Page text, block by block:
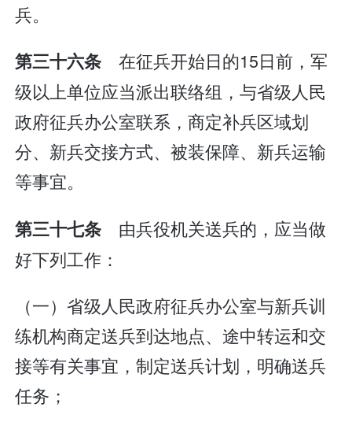
兵。
第三十六条 在征兵开始日的15日前，军
级以上单位应当派出联络组，与省级人民
政府征兵办公室联系，商定补兵区域划
分、新兵交接方式、被装保障、新兵运输
等事宜。
第三十七条 由兵役机关送兵的，应当做
好下列工作：
（一）省级人民政府征兵办公室与新兵训
练机构商定送兵到达地点、途中转运和交
接等有关事宜，制定送兵计划，明确送兵
任务；